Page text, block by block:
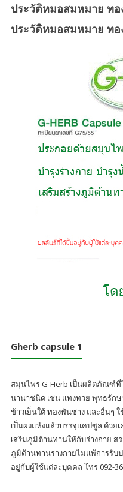
ประวัติหมอสมหมาย ทอ
ประวัติหมอสมหมาย ทอ
Gherb capsule 1
สมุนไพร G-Herb เป็นผลิตภัณฑ์
นานาชนิด เช่น แทงทวย พุทธรักษ
ข้าวเย็นใต้ ทองพันช่าง และอื่นๆ
เป็นผงแห้งแล้วบรรจุแคปซูล ด้วย
เสริมภูมิต้านทานให้กับร่างกาย ส
ภูมิต้านทานร่างกายไม่แพ้การรั
อยู่กับผู้ใช้แต่ละบุคคล โทร 092-